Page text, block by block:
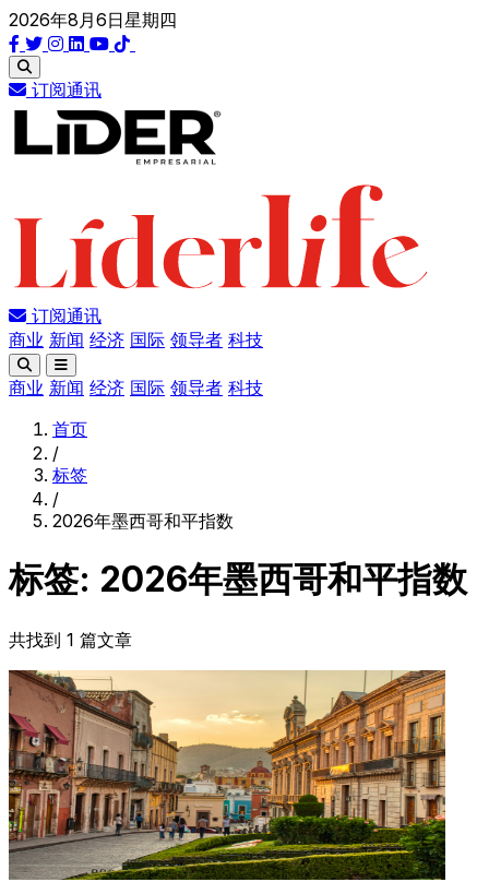
2026年8月6日星期四
订阅通讯
订阅通讯
商业 新闻 经济 国际 领导者 科技
商业 新闻 经济 国际 领导者 科技
首页
/
标签
/
2026年墨西哥和平指数
标签: 2026年墨西哥和平指数
共找到 1 篇文章